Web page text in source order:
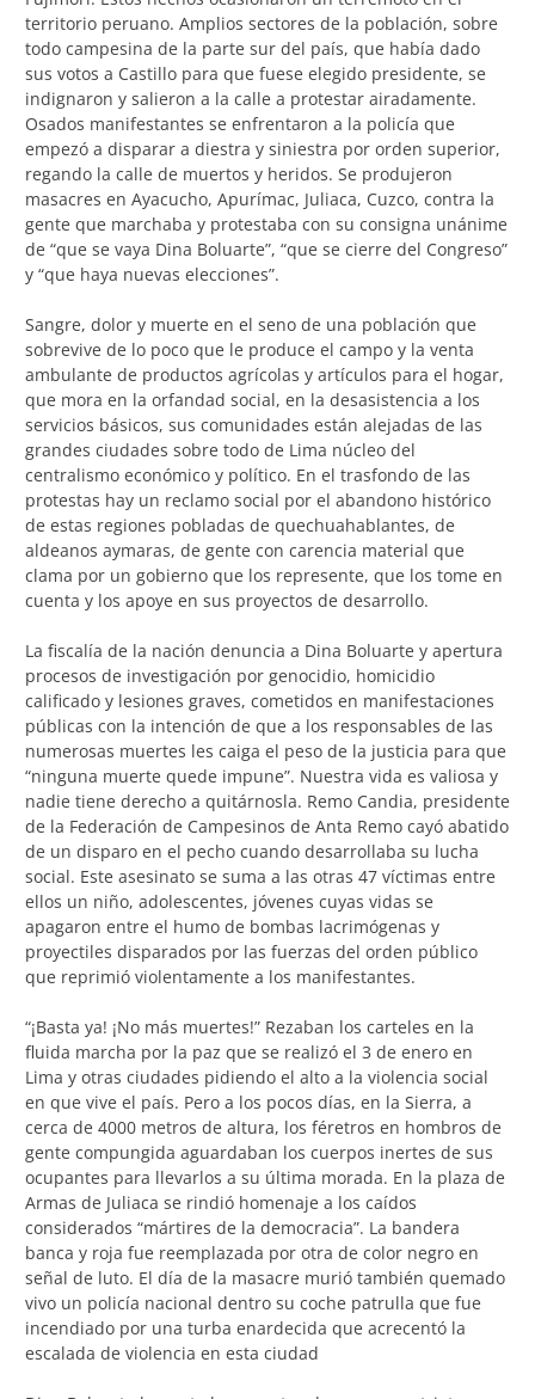
territorio peruano. Amplios sectores de la población, sobre
todo campesina de la parte sur del país, que había dado
sus votos a Castillo para que fuese elegido presidente, se
indignaron y salieron a la calle a protestar airadamente.
Osados manifestantes se enfrentaron a la policía que
empezó a disparar a diestra y siniestra por orden superior,
regando la calle de muertos y heridos. Se produjeron
masacres en Ayacucho, Apurímac, Juliaca, Cuzco, contra la
gente que marchaba y protestaba con su consigna unánime
de “que se vaya Dina Boluarte”, “que se cierre del Congreso”
y “que haya nuevas elecciones”.
Sangre, dolor y muerte en el seno de una población que
sobrevive de lo poco que le produce el campo y la venta
ambulante de productos agrícolas y artículos para el hogar,
que mora en la orfandad social, en la desasistencia a los
servicios básicos, sus comunidades están alejadas de las
grandes ciudades sobre todo de Lima núcleo del
centralismo económico y político. En el trasfondo de las
protestas hay un reclamo social por el abandono histórico
de estas regiones pobladas de quechuahablantes, de
aldeanos aymaras, de gente con carencia material que
clama por un gobierno que los represente, que los tome en
cuenta y los apoye en sus proyectos de desarrollo.
La fiscalía de la nación denuncia a Dina Boluarte y apertura
procesos de investigación por genocidio, homicidio
calificado y lesiones graves, cometidos en manifestaciones
públicas con la intención de que a los responsables de las
numerosas muertes les caiga el peso de la justicia para que
“ninguna muerte quede impune”. Nuestra vida es valiosa y
nadie tiene derecho a quitárnosla. Remo Candia, presidente
de la Federación de Campesinos de Anta Remo cayó abatido
de un disparo en el pecho cuando desarrollaba su lucha
social. Este asesinato se suma a las otras 47 víctimas entre
ellos un niño, adolescentes, jóvenes cuyas vidas se
apagaron entre el humo de bombas lacrimógenas y
proyectiles disparados por las fuerzas del orden público
que reprimió violentamente a los manifestantes.
“¡Basta ya! ¡No más muertes!” Rezaban los carteles en la
fluida marcha por la paz que se realizó el 3 de enero en
Lima y otras ciudades pidiendo el alto a la violencia social
en que vive el país. Pero a los pocos días, en la Sierra, a
cerca de 4000 metros de altura, los féretros en hombros de
gente compungida aguardaban los cuerpos inertes de sus
ocupantes para llevarlos a su última morada. En la plaza de
Armas de Juliaca se rindió homenaje a los caídos
considerados “mártires de la democracia”. La bandera
banca y roja fue reemplazada por otra de color negro en
señal de luto. El día de la masacre murió también quemado
vivo un policía nacional dentro su coche patrulla que fue
incendiado por una turba enardecida que acrecentó la
escalada de violencia en esta ciudad